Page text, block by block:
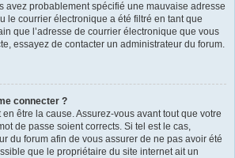
avez probablement spécifié une mauvaise adresse
le courrier électronique a été filtré en tant que
que l’adresse de courrier électronique que vous
essayez de contacter un administrateur du forum.
connecter ?
être la cause. Assurez-vous avant tout que votre
de passe soient corrects. Si tel est le cas,
du forum afin de vous assurer de ne pas avoir été
que le propriétaire du site internet ait un